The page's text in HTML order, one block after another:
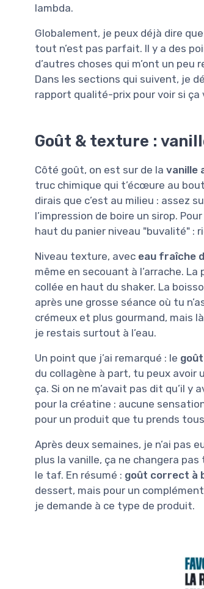
lambda.
Globalement, je peux déjà dire
tout n’est pas parfait. Il y a des
d’autres choses qui m’ont un
Dans les sections qui suivent, je
rapport qualité-prix pour voir si ça
Goût & texture :
Côté goût, on est sur de la vanille
truc chimique qui t’écœure au
dirais que c’est au milieu : assez
l’impression de boire un sirop.
haut du panier niveau "buvalité" :
Niveau texture, avec eau fraîche
même en secouant à l’arrache.
collée en haut du shaker. La
après une grosse séance où tu
crémeux et plus gourmand, mais
je restais surtout à l’eau.
Un point que j’ai remarqué : le
du collagène à part, tu peux avoir
ça. Si on ne m’avait pas dit qu’il y
pour la créatine : aucune
pour un produit que tu prends
Après deux semaines, je n’ai pas
plus la vanille, ça ne changera
le taf. En résumé : goût correct à
dessert, mais pour un
je demande à ce type de produit.